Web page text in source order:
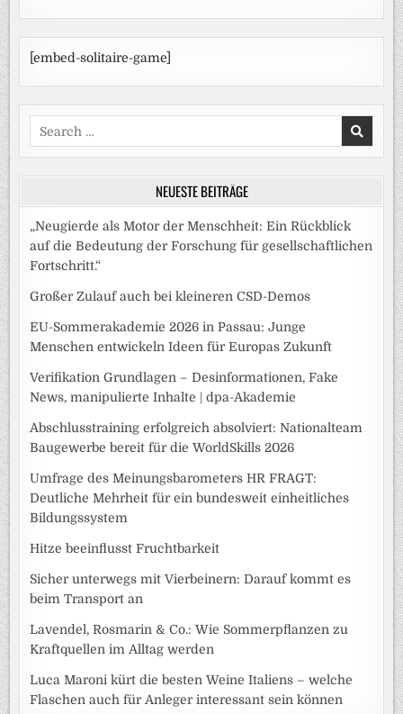
[embed-solitaire-game]
Search
for:
NEUESTE BEITRÄGE
„Neugierde als Motor der Menschheit: Ein Rückblick
auf die Bedeutung der Forschung für gesellschaftlichen
Fortschritt.“
Großer Zulauf auch bei kleineren CSD-Demos
EU-Sommerakademie 2026 in Passau: Junge
Menschen entwickeln Ideen für Europas Zukunft
Verifikation Grundlagen – Desinformationen, Fake
News, manipulierte Inhalte | dpa-Akademie
Abschlusstraining erfolgreich absolviert: Nationalteam
Baugewerbe bereit für die WorldSkills 2026
Umfrage des Meinungsbarometers HR FRAGT:
Deutliche Mehrheit für ein bundesweit einheitliches
Bildungssystem
Hitze beeinflusst Fruchtbarkeit
Sicher unterwegs mit Vierbeinern: Darauf kommt es
beim Transport an
Lavendel, Rosmarin & Co.: Wie Sommerpflanzen zu
Kraftquellen im Alltag werden
Luca Maroni kürt die besten Weine Italiens – welche
Flaschen auch für Anleger interessant sein können